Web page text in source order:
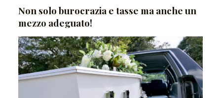
Non solo burocrazia e tasse ma anche un
mezzo adeguato!